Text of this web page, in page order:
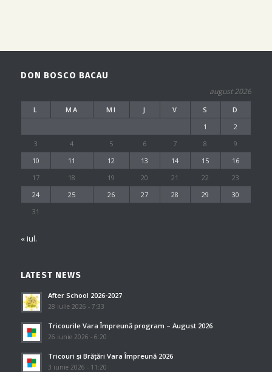
DON BOSCO BACAU
august 2026
L MA MI J V S
D
1
2
3
4 5 6 7 8
9
10
11 12 13 14 15
16
17
18 19 20 21 22
23
24
25 26 27 28 29
30
31
« iul.
LATEST NEWS
After School 2026-2027
28 iulie 2026 - 7:33
Tricourile Vara Împreună program – August 2026
26 iunie 2026 - 6:20
Tricouri și Brățări Vara Împreună 2026
3 iunie 2026 - 11:20